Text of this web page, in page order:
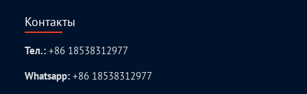
Контакты
Тел.:+86 18538312977
Whatsapp:+86 18538312977